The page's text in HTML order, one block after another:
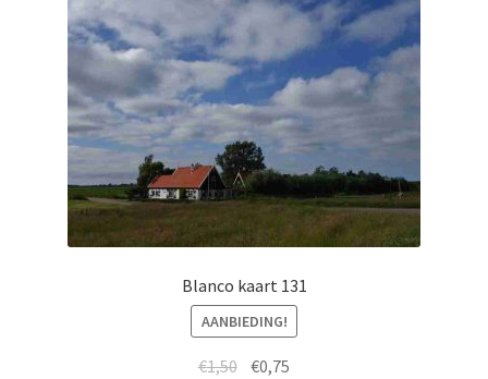
Blanco kaart 131
AANBIEDING!
€1,50 €0,75